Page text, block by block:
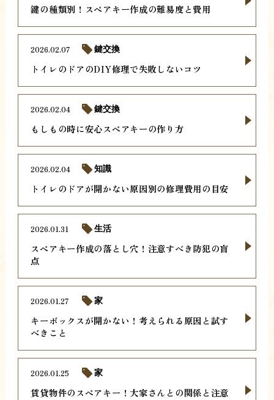
鍵の種類別！スペアキー作成の難易度と費用
トイレのドアのDIY修理で失敗しないコツ
2026.02.07 鍵交換
もしもの時に安心スペアキーの作り方
2026.02.04 鍵交換
トイレのドアが開かない原因別の修理費用の目安
2026.02.04 知識
スペアキー作成の落とし穴！注意すべき防犯の盲
点
2026.01.31 生活
キーボックスが開かない！考えられる原因と試す
べきこと
2026.01.27 家
賃貸物件のスペアキー！大家さんとの関係と注意
2026.01.25 家